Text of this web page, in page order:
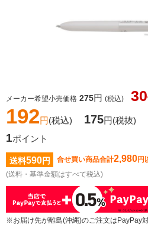
メーカー希望小売価格 275円 (税込) 30
192円(税込) 175円(税抜)
1ポイント
送料590円 合せ買い商品合計2,980円
(送料・基準金額はすべて税込)
※お届け先が離島(沖縄)のご注文はPayPay